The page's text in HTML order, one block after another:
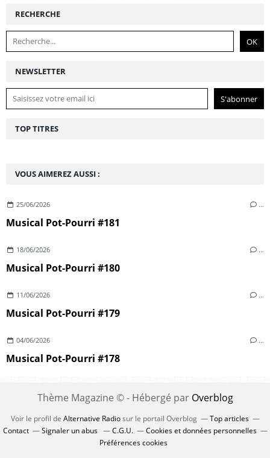
NEWSLETTER
RECHERCHE
VOUS AIMEREZ AUSSI :
25/06/2026 …
Musical Pot-Pourri #181
18/06/2026 …
Musical Pot-Pourri #180
11/06/2026 …
Musical Pot-Pourri #179
04/06/2026 …
Musical Pot-Pourri #178
TOP TITRES
Thème Magazine © - Hébergé par Overblog
Voir le profil de Alternative Radiosur le portail Overblog
Top articles
Contact
Signaler un abus C.G.U.
Cookies et données personnelles
Préférences cookies